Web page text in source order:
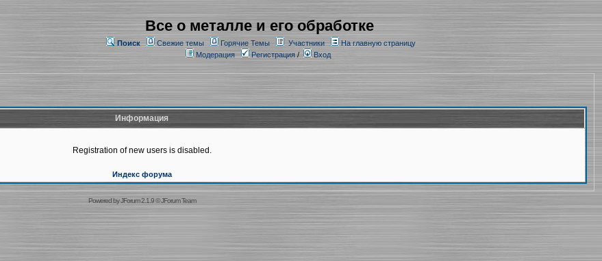
Все о металле и его обработке
Поиск Свежие темы Горячие Темы Участники
На главную страницу
Модерация
Регистрация/ Вход
Информация
Registration of new users is disabled.
Индекс форума
Powered byJForum 2.1.9©JForum Team